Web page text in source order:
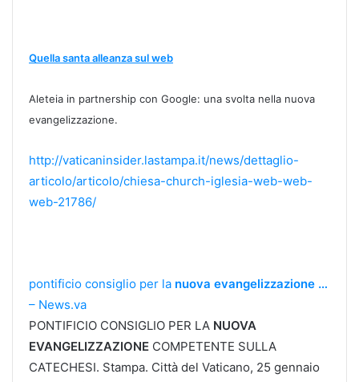
Quella santa alleanza sul web
Aleteia in partnership con Google: una svolta nella nuova
evangelizzazione.
http://vaticaninsider.lastampa.it/news/dettaglio-
articolo/articolo/chiesa-church-iglesia-web-web-
web-21786/
pontificio consiglio per la nuova evangelizzazione …
– News.va
PONTIFICIO CONSIGLIO PER LA NUOVA
EVANGELIZZAZIONE COMPETENTE SULLA
CATECHESI. Stampa. Città del Vaticano, 25 gennaio